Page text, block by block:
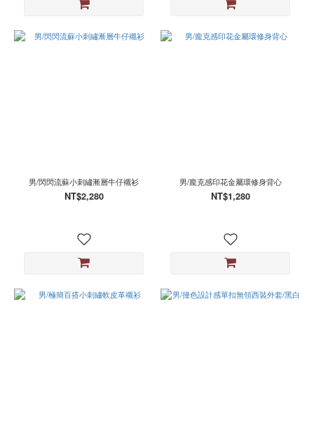
男/閃閃流蘇小刺繡漸層牛仔襯衫
NT$2,280
男/龐克感印花金屬環修身背心
NT$1,280